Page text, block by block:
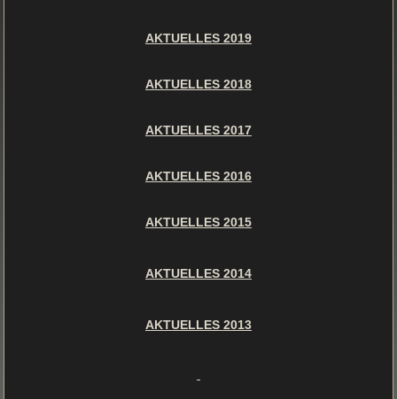
AKTUELLES 2019
AKTUELLES 2018
AKTUELLES 2017
AKTUELLES 2016
AKTUELLES 2015
AKTUELLES 2014
AKTUELLES 2013